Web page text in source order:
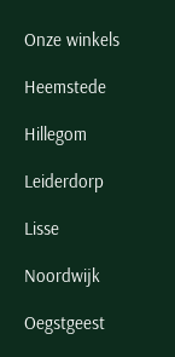
Onze winkels
Heemstede
Hillegom
Leiderdorp
Lisse
Noordwijk
Oegstgeest